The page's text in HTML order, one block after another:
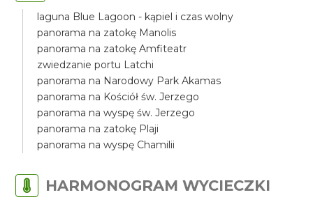
laguna Blue Lagoon - kąpiel i czas wolny
panorama na zatokę Manolis
panorama na zatokę Amfiteatr
zwiedzanie portu Latchi
panorama na Narodowy Park Akamas
panorama na Kościół św. Jerzego
panorama na wyspę św. Jerzego
panorama na zatokę Plaji
panorama na wyspę Chamilii
HARMONOGRAM WYCIECZKI